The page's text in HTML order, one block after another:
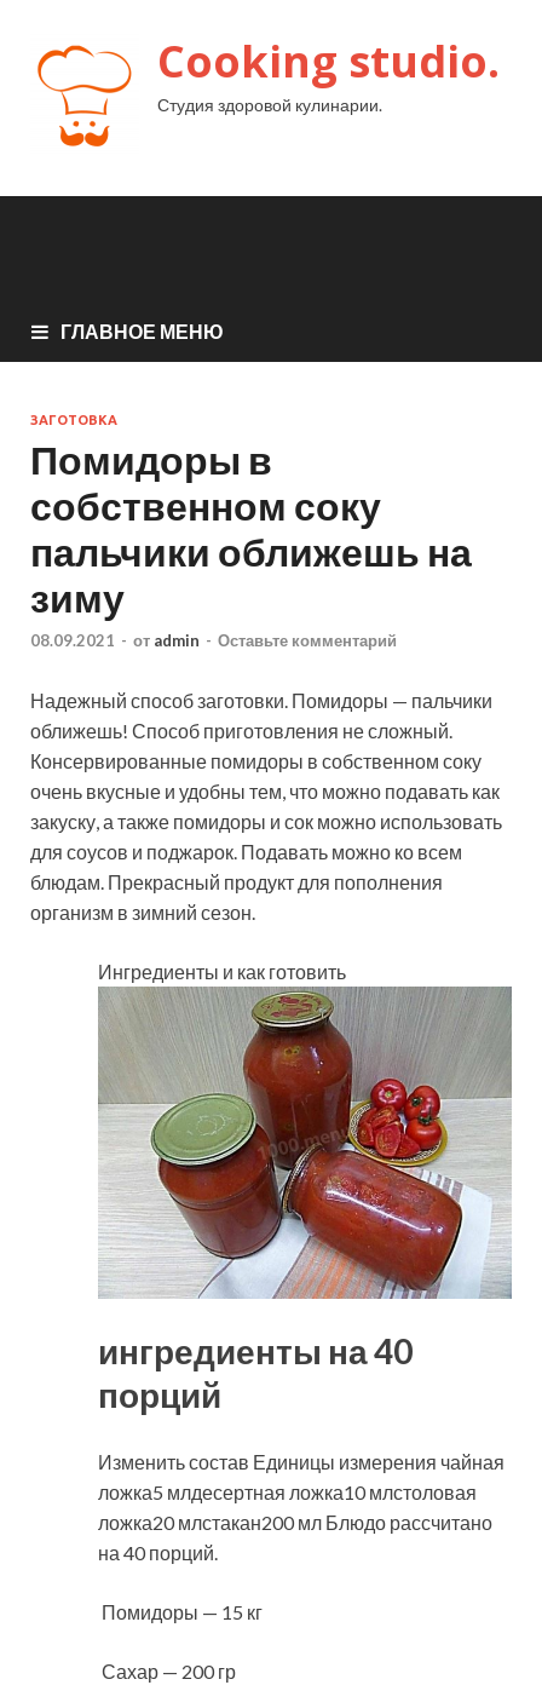
Cooking studio.
Студия здоровой кулинарии.
ГЛАВНОЕ МЕНЮ
ЗАГОТОВКА
Помидоры в
собственном соку
пальчики оближешь на
зиму
08.09.2021 - от admin - Оставьте комментарий
Надежный способ заготовки. Помидоры — пальчики
оближешь! Способ приготовления не сложный.
Консервированные помидоры в собственном соку
очень вкусные и удобны тем, что можно подавать как
закуску, а также помидоры и сок можно использовать
для соусов и поджарок. Подавать можно ко всем
блюдам. Прекрасный продукт для пополнения
организм в зимний сезон.
Ингредиенты и как готовить
ингредиенты на 40
порций
Изменить состав Единицы измерения чайная
ложка5 млдесертная ложка10 млстоловая
ложка20 млстакан200 мл Блюдо рассчитано
на 40 порций.
Помидоры — 15 кг
Сахар — 200 гр